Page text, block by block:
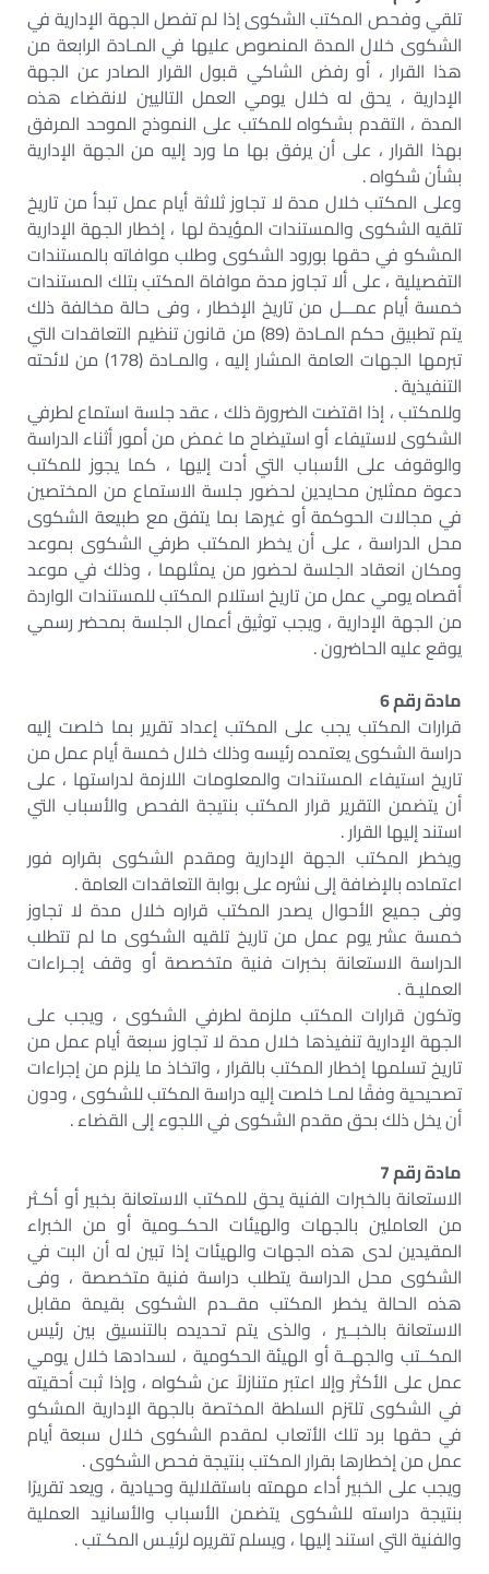
تلقي وفحص المكتب الشكوى إذا لم تفصل الجهة الإدارية في
الشكوى خلال المدة المنصوص عليها في المـادة الرابعة من
هذا القرار ، أو رفض الشاكي قبول القرار الصادر عن الجهة
الإدارية ، يحق له خلال يومي العمل التاليين لانقضاء هذه
المدة ، التقدم بشكواه للمكتب على النموذج الموحد المرفق
بهذا القرار ، على أن يرفق بها ما ورد إليه من الجهة الإدارية
بشأن شكواه .
وعلى المكتب خلال مدة لا تجاوز ثلاثة أيام عمل تبدأ من تاريخ
تلقيه الشكوى والمستندات المؤيدة لها ، إخطار الجهة الإدارية
المشكو في حقها بورود الشكوى وطلب موافاته بالمستندات
التفصيلية ، على ألا تجاوز مدة موافاة المكتب بتلك المستندات
خمسة أيام عمـــل من تاريخ الإخطار ، وفى حالة مخالفة ذلك
يتم تطبيق حكم المـادة (89) من قانون تنظيم التعاقدات التي
تبرمها الجهات العامة المشار إليه ، والمـادة (178) من لائحته
التنفيذية .
وللمكتب ، إذا اقتضت الضرورة ذلك ، عقد جلسة استماع لطرفي
الشكوى لاستيفاء أو استيضاح ما غمض من أمور أثناء الدراسة
والوقوف على الأسباب التي أدت إليها ، كما يجوز للمكتب
دعوة ممثلين محايدين لحضور جلسة الاستماع من المختصين
في مجالات الحوكمة أو غيرها بما يتفق مع طبيعة الشكوى
محل الدراسة ، على أن يخطر المكتب طرفي الشكوى بموعد
ومكان انعقاد الجلسة لحضور من يمثلهما ، وذلك في موعد
أقصاه يومي عمل من تاريخ استلام المكتب للمستندات الواردة
من الجهة الإدارية ، ويجب توثيق أعمال الجلسة بمحضر رسمي
يوقع عليه الحاضرون .
مادة رقم 6
قرارات المكتب يجب على المكتب إعداد تقرير بما خلصت إليه
دراسة الشكوى يعتمده رئيسه وذلك خلال خمسة أيام عمل من
تاريخ استيفاء المستندات والمعلومات اللازمة لدراستها ، على
أن يتضمن التقرير قرار المكتب بنتيجة الفحص والأسباب التي
استند إليها القرار .
ويخطر المكتب الجهة الإدارية ومقدم الشكوى بقراره فور
اعتماده بالإضافة إلى نشره على بوابة التعاقدات العامة .
وفى جميع الأحوال يصدر المكتب قراره خلال مدة لا تجاوز
خمسة عشر يوم عمل من تاريخ تلقيه الشكوى ما لم تتطلب
الدراسة الاستعانة بخبرات فنية متخصصة أو وقف إجـراءات
العمليـة .
وتكون قرارات المكتب ملزمة لطرفي الشكوى ، ويجب على
الجهة الإدارية تنفيذها خلال مدة لا تجاوز سبعة أيام عمل من
تاريخ تسلمها إخطار المكتب بالقرار ، واتخاذ ما يلزم من إجراءات
تصحيحية وفقًا لمـا خلصت إليه دراسة المكتب للشكوى ، ودون
أن يخل ذلك بحق مقدم الشكوى في اللجوء إلى القضاء .
مادة رقم 7
الاستعانة بالخبرات الفنية يحق للمكتب الاستعانة بخبير أو أكـثر
من العاملين بالجهات والهيئات الحكــومية أو من الخبراء
المقيدين لدى هذه الجهات والهيئات إذا تبين له أن البت في
الشكوى محل الدراسة يتطلب دراسة فنية متخصصة ، وفى
هذه الحالة يخطر المكتب مقــدم الشكوى بقيمة مقابل
الاستعانة بالخبــير ، والذى يتم تحديده بالتنسيق بين رئيس
المكــتب والجهــة أو الهيئة الحكومية ، لسدادها خلال يومي
عمل على الأكثر وإلا اعتبر متنازلاً عن شكواه ، وإذا ثبت أحقيته
في الشكوى تلتزم السلطة المختصة بالجهة الإدارية المشكو
في حقها برد تلك الأتعاب لمقدم الشكوى خلال سبعة أيام
عمل من إخطارها بقرار المكتب بنتيجة فحص الشكوى .
ويجب على الخبير أداء مهمته باستقلالية وحيادية ، ويعد تقريرًا
بنتيجة دراسته للشكوى يتضمن الأسباب والأسانيد العملية
والفنية التي استند إليها ، ويسلم تقريره لرئيـس المكـتب .